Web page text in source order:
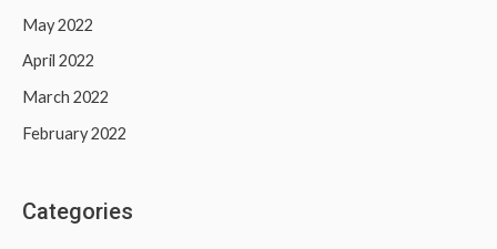
May 2022
April 2022
March 2022
February 2022
Categories